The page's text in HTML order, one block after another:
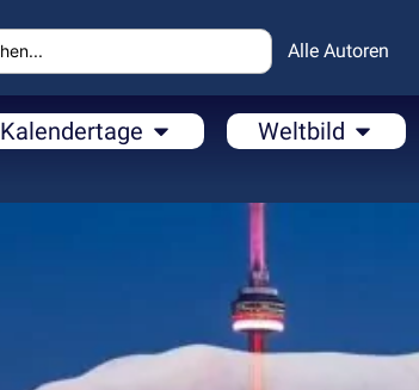
Alle Autoren
Kalendertage Weltbild